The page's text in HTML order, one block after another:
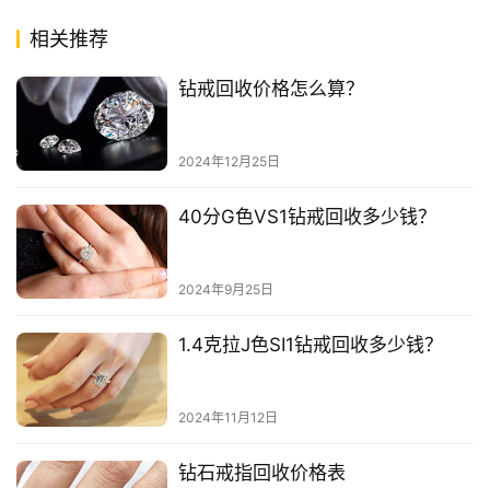
相关推荐
钻戒回收价格怎么算？
2024年12月25日
40分G色VS1钻戒回收多少钱？
2024年9月25日
1.4克拉J色SI1钻戒回收多少钱？
2024年11月12日
钻石戒指回收价格表